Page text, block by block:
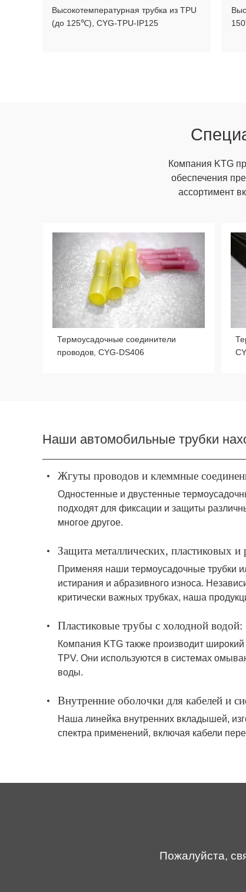
Высокотемпературная трубка из TPU
(до 125℃), CYG-TPU-IP125
Компания KTG
обеспечения
ассортимент
Термоусадочные соединители
проводов, CYG-DS406
Наши автомобильные трубки
Жгуты проводов и клеммные
Одностенные и двустенные
подходят для фиксации и защиты
многое другое.
Защита металлических, пластиковых
Применяя наши термоусадочные трубки
истирания и абразивного износа.
критически важных трубках, наша
Пластиковые трубы с холодной водой:
Компания KTG также производит
TPV. Они используются в системах
воды.
Внутренние оболочки для кабелей и
Наша линейка внутренних вкладышей,
спектра применений, включая кабели
Пожалуйста,